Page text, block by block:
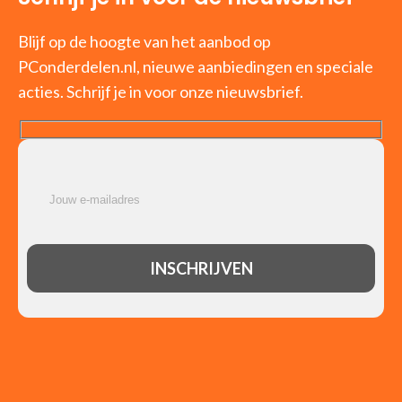
Blijf op de hoogte van het aanbod op
PConderdelen.nl, nieuwe aanbiedingen en speciale
acties. Schrijf je in voor onze nieuwsbrief.